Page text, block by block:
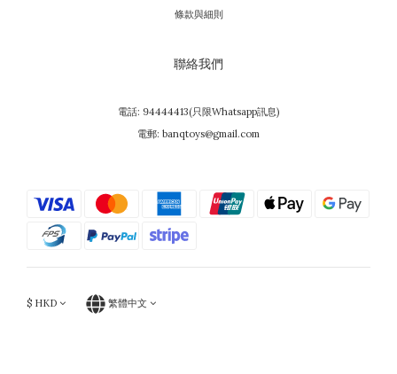
條款與細則
聯絡我們
電話: 94444413(只限Whatsapp訊息)
電郵: banqtoys@gmail.com
$ HKD 繁體中文